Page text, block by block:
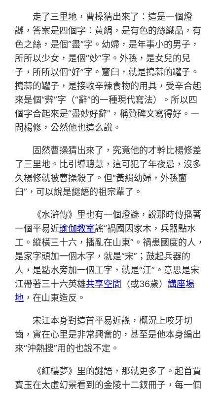
走了三里地，曹操猜出來了：這是一個燈
謎，答案是四個字：黃絹，是有色的絲織品，有
色之絲，是個“盡”字。幼婦，是年事小的男子，
所所以少女，是個“妙”字。外孫，是女兒的兒
子，所所以個“好”字。齏臼，就是搗蒜的罐子。
搗蒜的罐子，是接收辛辣食物的用具，受辛合起
來是個“辤”字（“辭”的一種現代寫法）。所以四
個字合起來是“盡妙好辭”，稱贊碑文寫得好。一
問楊修，公然他也這么說。
固然曹操猜出來了，究竟他的才幹比楊修差
了三里地。比引導聰慧，這可犯了年夜忌，沒多
久楊修就被曹操殺了。但“黃絹幼婦，外孫齏
臼”，可以說是謎語的祖宗輩了。
《水滸傳》里也有一個燈謎，說那時傳播著
一個平易近瑜伽教室謠“禍國因家木，兵器點水
工。縱橫三十六，播亂在山東”。禍患國度的人，
是家字頭加一個木字，就是“宋”；鼓起兵器的
人，是點水旁加一個工字，就是“江”。意思是宋
江帶著三十六英雄共享空間 （或36歲）講座場
地 ，在山東造反。
宋江本身對這首平易近謠，概況上咬牙切
齒，實在心里是非常興奮的，甚至是他本身編出
來“沖熱搜”用的也說不定。
《紅樓夢》里的謎語，那就更多了。起首賈
寶玉在太虛幻景看到的金陵十二釵冊子，每一個